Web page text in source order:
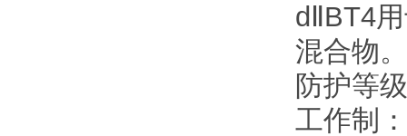
dⅡBT4
混合物
防护等
工作制